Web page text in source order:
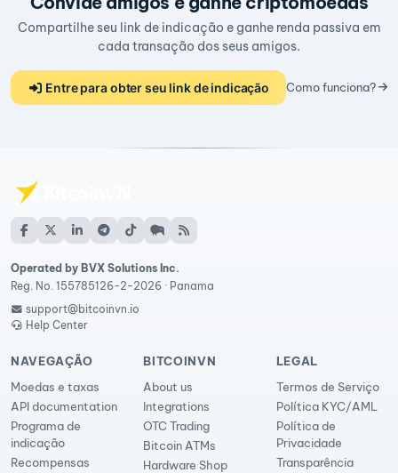
Compartilhe seu link de indicação e ganhe renda passiva em
cada transação dos seus amigos.
Entre para obter seu link de indicação Como funciona?
Operated by BVX Solutions Inc.
Reg. No. 155785126-2-2026 · Panama
support@bitcoinvn.io
Help Center
NAVEGAÇÃO
Moedas e taxas
API documentation
Programa de
indicação
Recompensas
BITCOINVN
About us
Integrations
OTC Trading
Bitcoin ATMs
Hardware Shop
LEGAL
Termos de Serviço
Política KYC/AML
Política de
Privacidade
Transparência